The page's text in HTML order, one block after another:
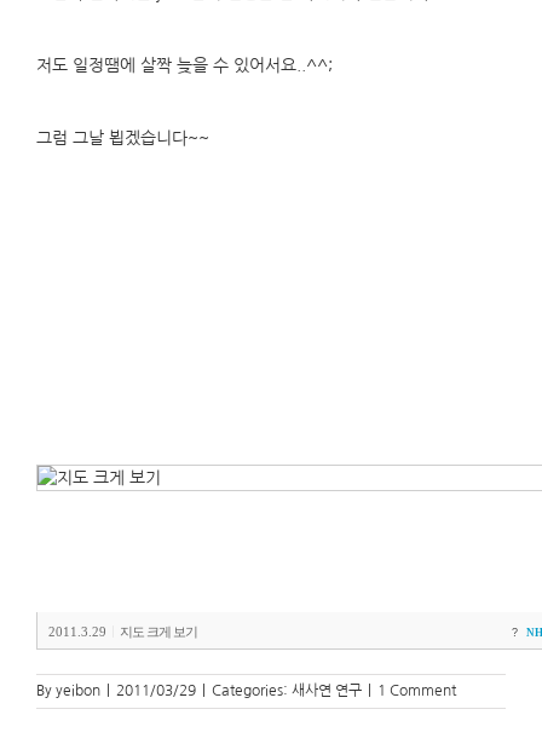
저도 일정땜에 살짝 늦을 수 있어서요..^^;
그럼 그날 뵙겠습니다~~
2011.3.29 지도 크게 보기 ?
By yeibon 2011/03/29 Categories: 새사연 연구 1 Comment